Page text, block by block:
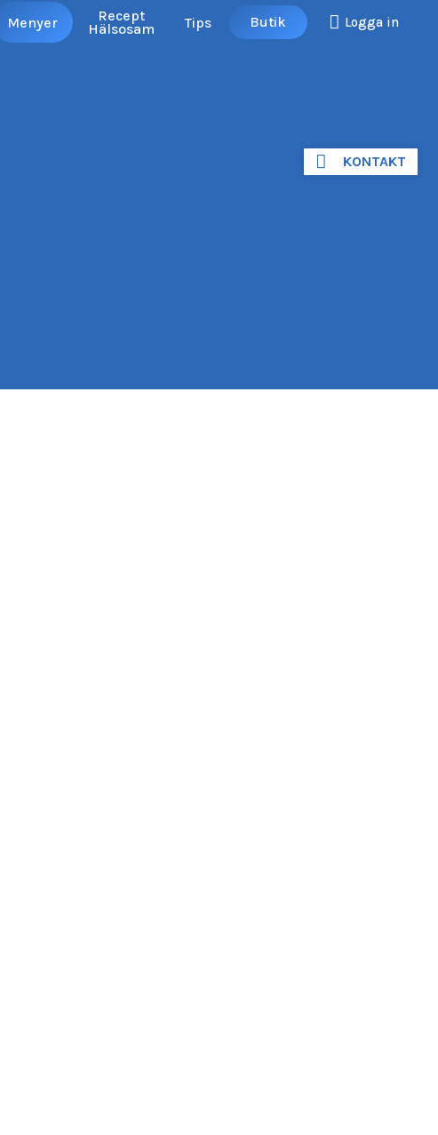
Menyer Recept
Hälsosam Tips Butik Logga in
KONTAKT